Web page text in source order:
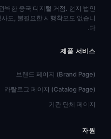
벽한 중국 디지털 거점. 현지 법인
도, 불필요한 시행착오도 없습니
다.
제품 서비스
브랜드 페이지 (Brand Page)
카탈로그 페이지 (Catalog Page)
기관 단체 페이지
자원